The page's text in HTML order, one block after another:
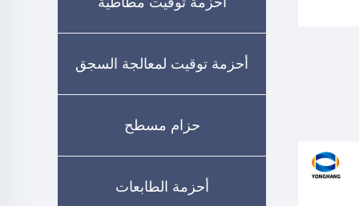
أحزمة توقيت لمعالجة السجق
حزام مسطح
أحزمة الطابعات